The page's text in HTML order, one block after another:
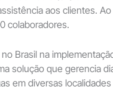
aos clientes.
colaboradores.
Brasil na
solução que gerencia
em diversas localidades